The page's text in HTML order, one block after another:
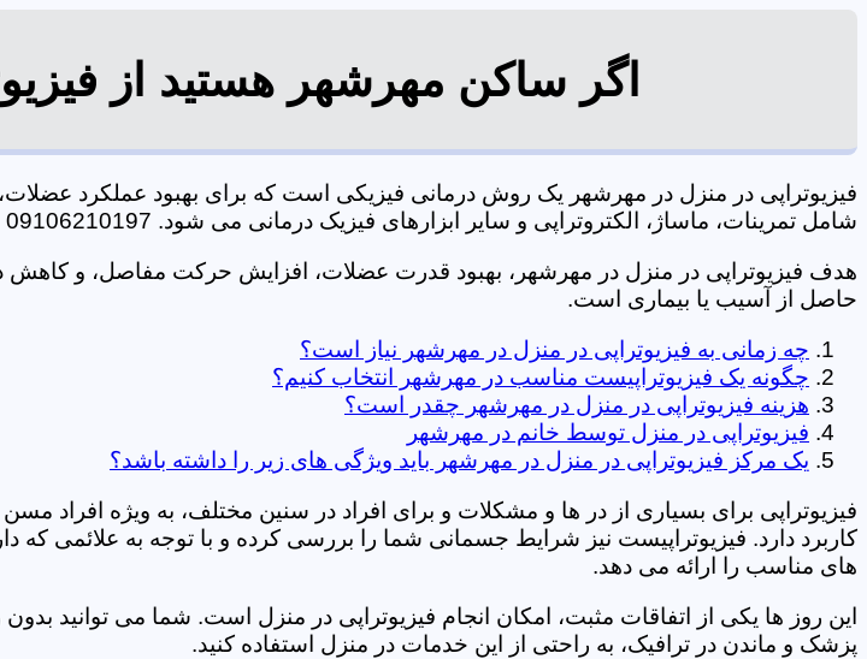
اگر ساکن مهرشهر هستید از
فیزیوتراپی در منزل در مهرشهر یک روش درمانی فیزیکی است که برای بهبود عملکرد
شامل تمرینات، ماساژ، الکتروتراپی و سایر ابزارهای فیزیک درمانی می شود. 09106210197 خانم دکتر دمیرچی
هدف فیزیوتراپی در منزل در مهرشهر، بهبود قدرت عضلات، افزایش حرکت مفاصل، و کاهش
حاصل از آسیب یا بیماری است.
چه زمانی به فیزیوتراپی در منزل در مهرشهر نیاز است؟
چگونه یک فیزیوتراپیست مناسب در مهرشهر انتخاب کنیم؟
هزینه فیزیوتراپی در منزل در مهرشهر چقدر است؟
فیزیوتراپی در منزل توسط خانم در مهرشهر
یک مرکز فیزیوتراپی در منزل در مهرشهر باید ویژگی های زیر را داشته باشد؟
فیزیوتراپی برای بسیاری از در ها و مشکلات و برای افراد در سنین مختلف، به ویژه افراد
کاربرد دارد. فیزیوتراپیست نیز شرایط جسمانی شما را بررسی کرده و با توجه به علائمی که
های مناسب را ارائه می دهد.
این روز ها یکی از اتفاقات مثبت، امکان انجام فیزیوتراپی در منزل است. شما می توانید
پزشک و ماندن در ترافیک، به راحتی از این خدمات در منزل استفاده کنید.